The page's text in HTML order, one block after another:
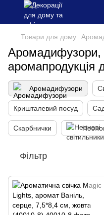
Товари для дому
Аромадифузори,
аромапродукція
Аромадифузори
Кришталевий посуд
Скарбнички
Фільтр